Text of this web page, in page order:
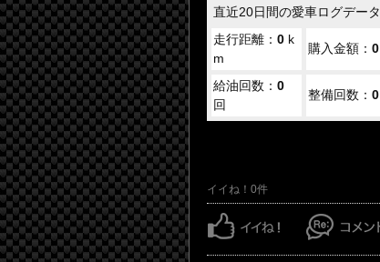
直近20日間の愛車ログデータ
走行距離： 0 k
m
購入金額： 0
給油回数： 0
回
整備回数： 0
イイね！0件